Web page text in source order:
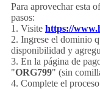
Para aprovechar esta
pasos:
1. Visite https://
2. Ingrese el dominio
disponibilidad y
3. En la página de
"ORG799" (sin
4. Complete el